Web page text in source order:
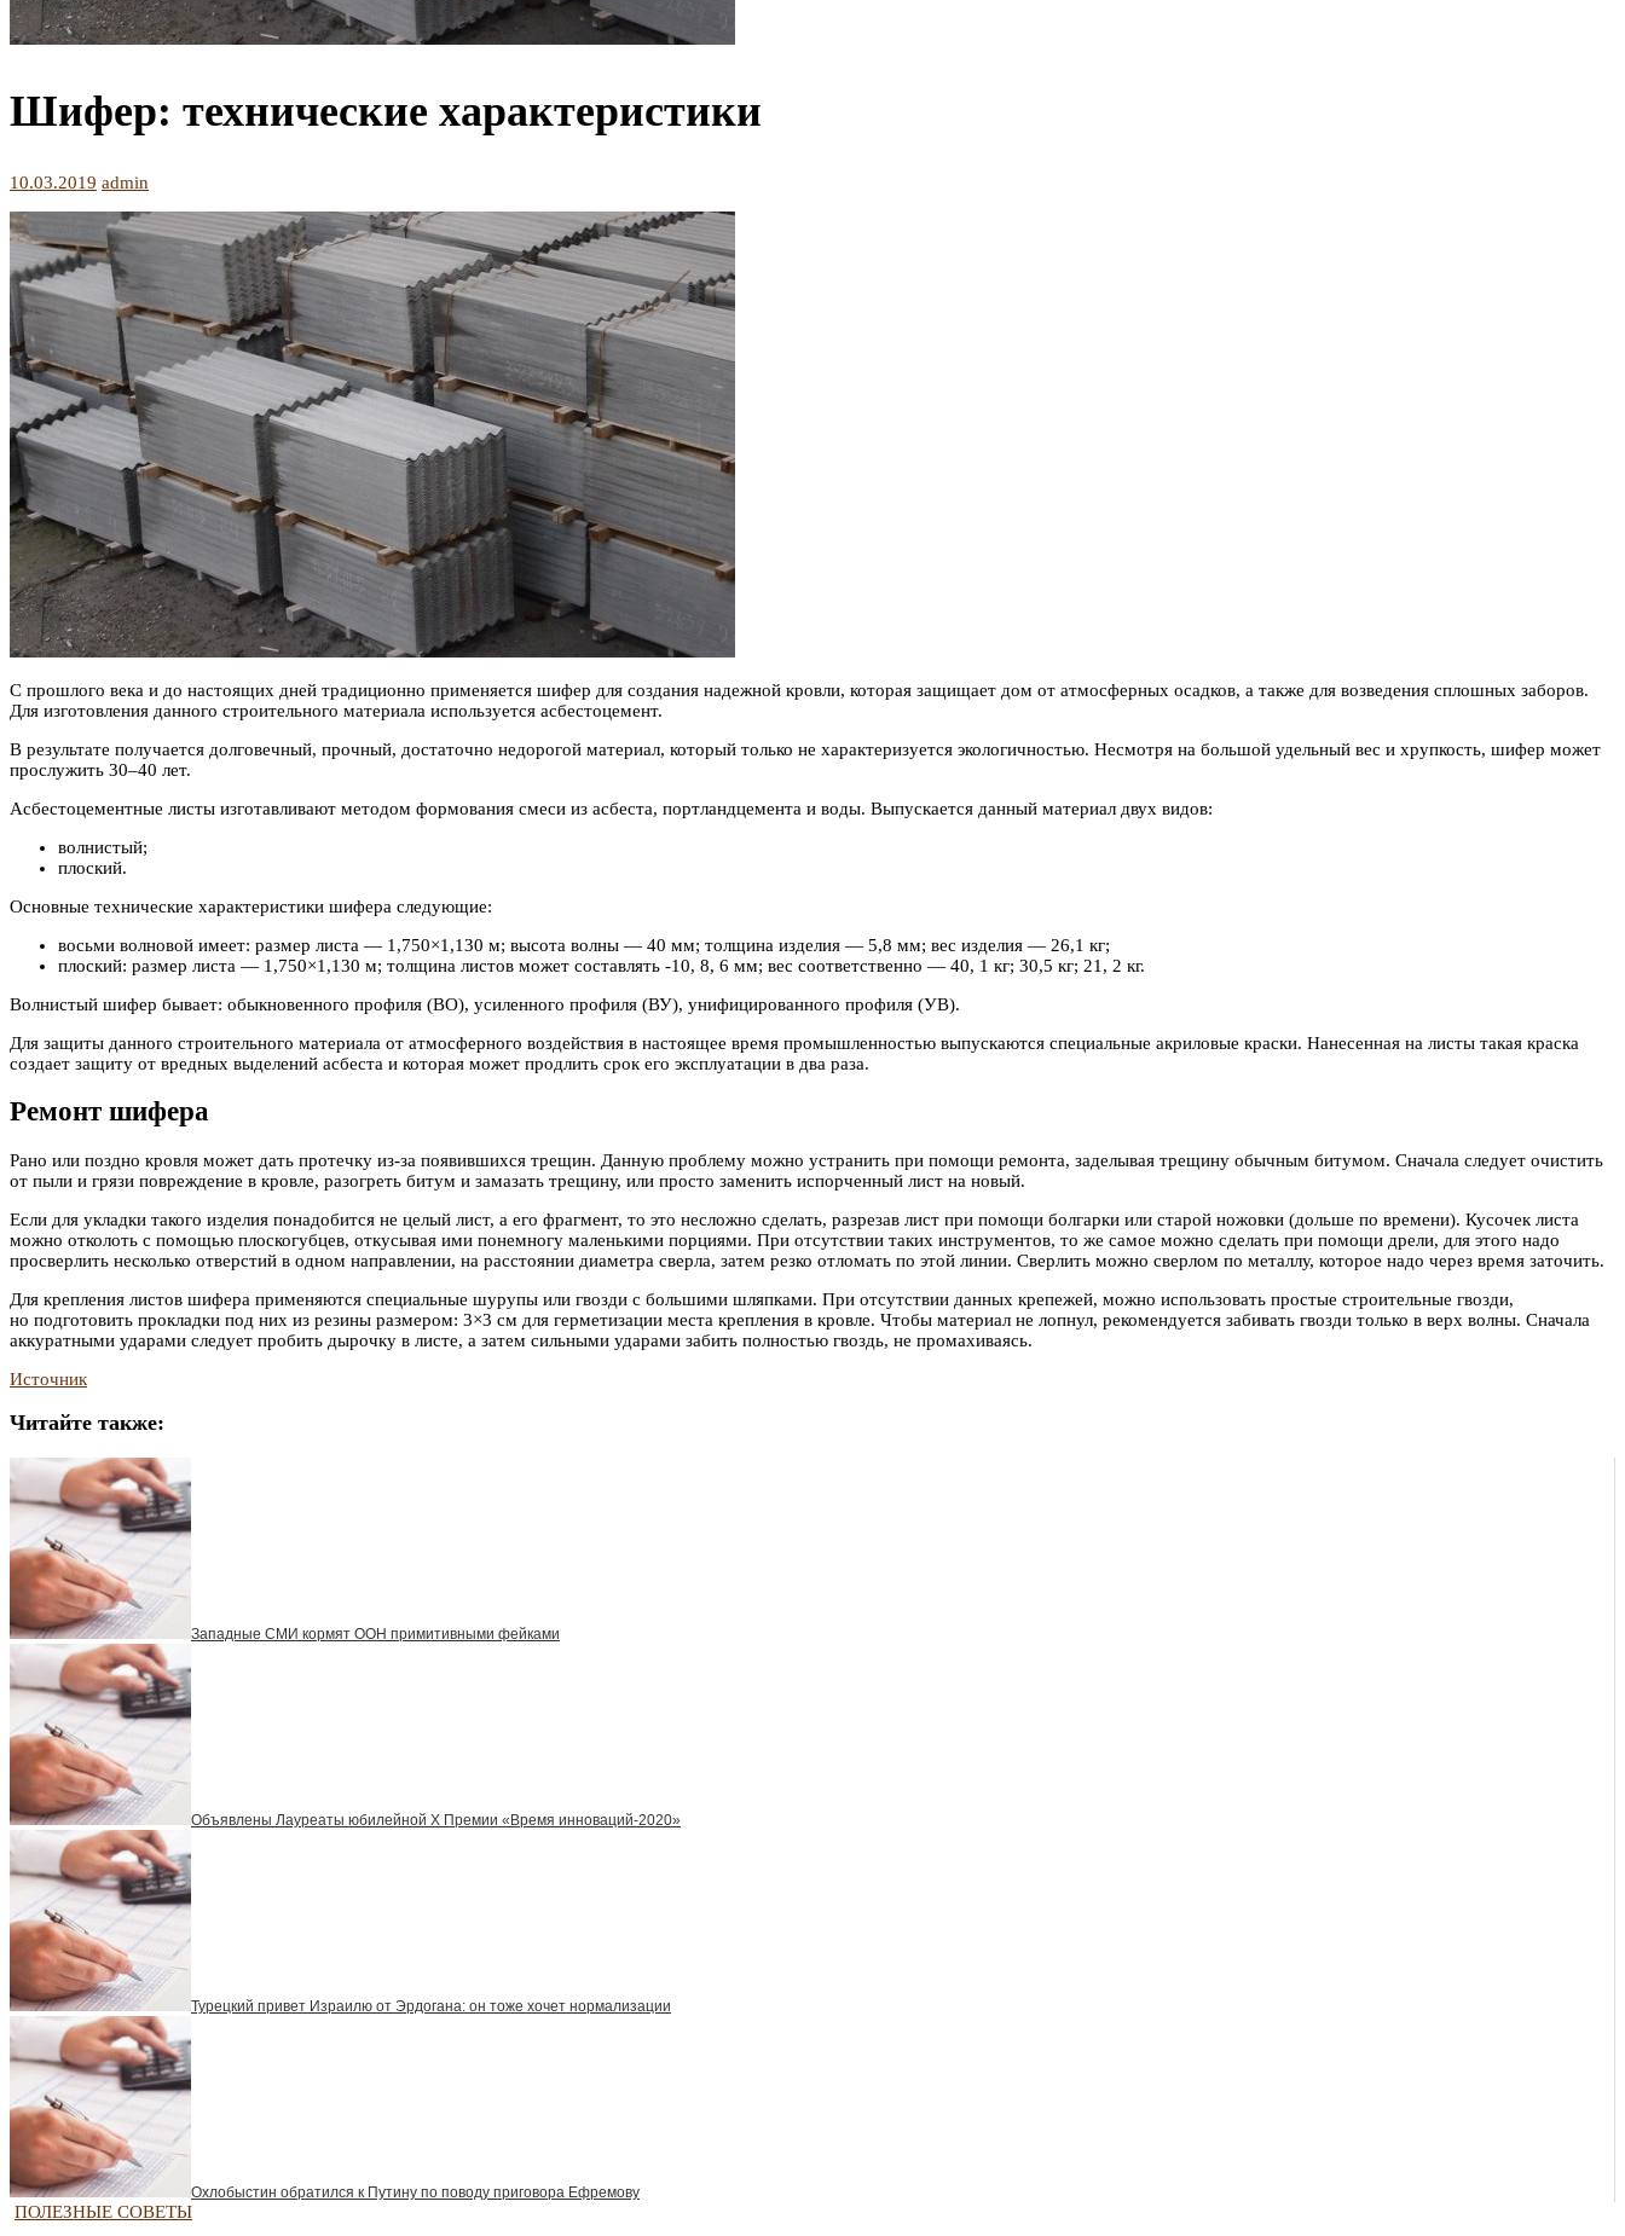
Шифер: технические характеристики
10.03.2019 admin
С прошлого века и до настоящих дней традиционно применяется шифер для создания надежной кровли, которая защищает дом от атмосферных осадков, а также для возведения сплошных заборов.
Для изготовления данного строительного материала используется асбестоцемент.
В результате получается долговечный, прочный, достаточно недорогой материал, который только не характеризуется экологичностью. Несмотря на большой удельный вес и хрупкость, шифер может
прослужить 30–40 лет.
Асбестоцементные листы изготавливают методом формования смеси из асбеста, портландцемента и воды. Выпускается данный материал двух видов:
волнистый;
плоский.
Основные технические характеристики шифера следующие:
восьми волновой имеет: размер листа — 1,750×1,130 м; высота волны — 40 мм; толщина изделия — 5,8 мм; вес изделия — 26,1 кг;
плоский: размер листа — 1,750×1,130 м; толщина листов может составлять -10, 8, 6 мм; вес соответственно — 40, 1 кг; 30,5 кг; 21, 2 кг.
Волнистый шифер бывает: обыкновенного профиля (ВО), усиленного профиля (ВУ), унифицированного профиля (УВ).
Для защиты данного строительного материала от атмосферного воздействия в настоящее время промышленностью выпускаются специальные акриловые краски. Нанесенная на листы такая краска
создает защиту от вредных выделений асбеста и которая может продлить срок его эксплуатации в два раза.
Ремонт шифера
Рано или поздно кровля может дать протечку из-за появившихся трещин. Данную проблему можно устранить при помощи ремонта, заделывая трещину обычным битумом. Сначала следует очистить
от пыли и грязи повреждение в кровле, разогреть битум и замазать трещину, или просто заменить испорченный лист на новый.
Если для укладки такого изделия понадобится не целый лист, а его фрагмент, то это несложно сделать, разрезав лист при помощи болгарки или старой ножовки (дольше по времени). Кусочек листа
можно отколоть с помощью плоскогубцев, откусывая ими понемногу маленькими порциями. При отсутствии таких инструментов, то же самое можно сделать при помощи дрели, для этого надо
просверлить несколько отверстий в одном направлении, на расстоянии диаметра сверла, затем резко отломать по этой линии. Сверлить можно сверлом по металлу, которое надо через время заточить.
Для крепления листов шифера применяются специальные шурупы или гвозди с большими шляпками. При отсутствии данных крепежей, можно использовать простые строительные гвозди,
но подготовить прокладки под них из резины размером: 3×3 см для герметизации места крепления в кровле. Чтобы материал не лопнул, рекомендуется забивать гвозди только в верх волны. Сначала
аккуратными ударами следует пробить дырочку в листе, а затем сильными ударами забить полностью гвоздь, не промахиваясь.
Источник
Читайте также:
Западные СМИ кормят ООН примитивными фейками
Объявлены Лауреаты юбилейной X Премии «Время инноваций-2020»
Турецкий привет Израилю от Эрдогана: он тоже хочет нормализации
Охлобыстин обратился к Путину по поводу приговора Ефремову
ПОЛЕЗНЫЕ СОВЕТЫ